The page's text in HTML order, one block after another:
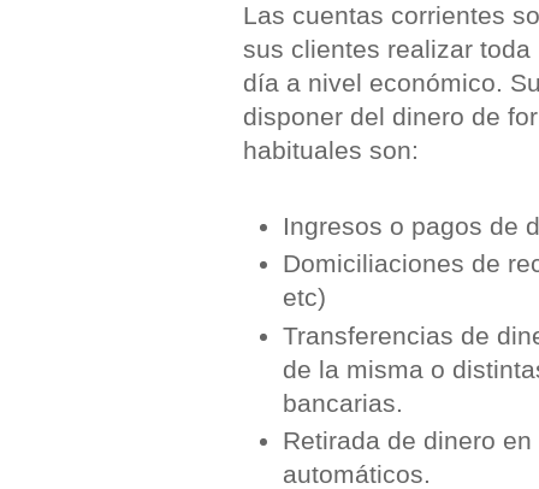
Las cuentas corrientes
sus clientes realizar
día a nivel económico.
disponer del dinero de
habituales son:
Ingresos o pagos de
Domiciliaciones de
etc)
Transferencias de
de la misma o
bancarias.
Retirada de dinero
automáticos.